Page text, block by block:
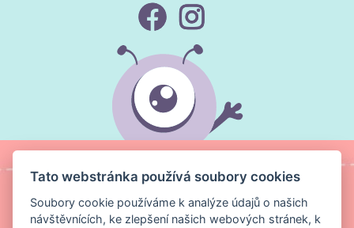
Tato webstránka používá soubory cookies
Soubory cookie používáme k analýze údajů o našich
návštěvnících, ke zlepšení našich webových stránek, k